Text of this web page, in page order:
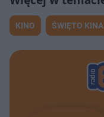
KINO ŚWIĘTO KINA